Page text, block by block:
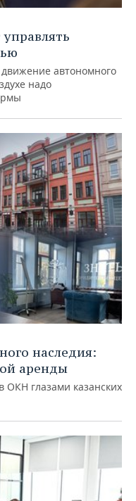
автономного
надо
наследия:
аренды
глазами казанских